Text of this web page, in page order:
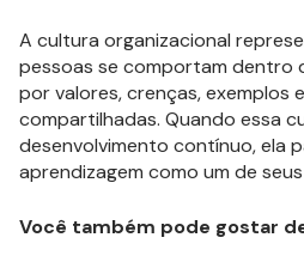
A cultura organizacional
pessoas se comportam dentro
por valores, crenças, exemplos
compartilhadas. Quando essa
desenvolvimento contínuo, ela
aprendizagem como um de
Você também pode gostar